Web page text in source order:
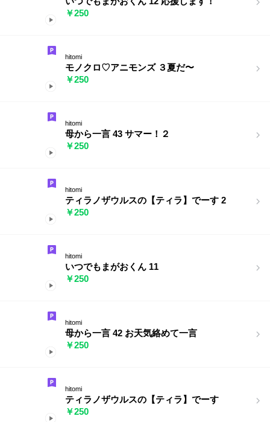
￥250
hitomi
モノクロ♡アニモンズ ３夏だ〜
￥250
hitomi
母から一言 43 サマー！２
￥250
hitomi
ティラノザウルスの【ティラ】でーす 2
￥250
hitomi
いつでもまがおくん 11
￥250
hitomi
母から一言 42 お天気絡めて一言
￥250
hitomi
ティラノザウルスの【ティラ】でーす
￥250